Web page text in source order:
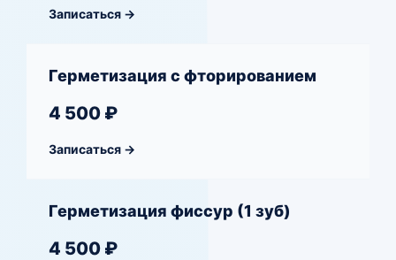
Записаться →
Герметизация с фторированием
4 500 ₽
Записаться →
Герметизация фиссур (1 зуб)
4 500 ₽